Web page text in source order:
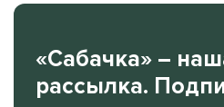
«Сабачка» –
рассылка.